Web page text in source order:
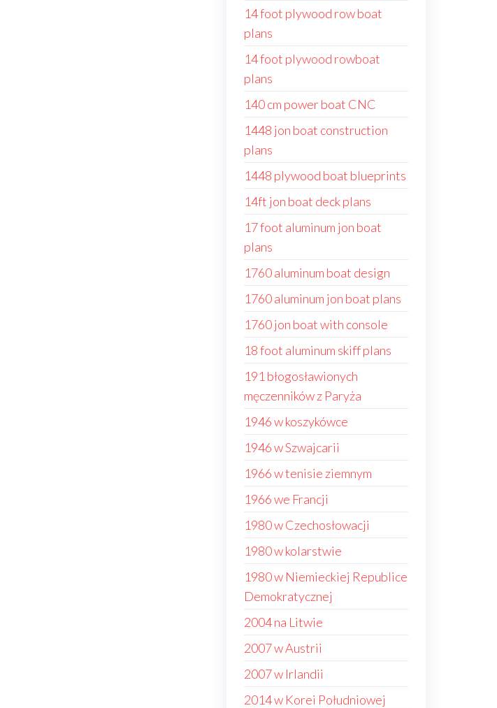
14 foot plywood row boat
plans
14 foot plywood rowboat
plans
140 cm power boat CNC
1448 jon boat construction
plans
1448 plywood boat blueprints
14ft jon boat deck plans
17 foot aluminum jon boat
plans
1760 aluminum boat design
1760 aluminum jon boat plans
1760 jon boat with console
18 foot aluminum skiff plans
191 błogosławionych
męczenników z Paryża
1946 w koszykówce
1946 w Szwajcarii
1966 w tenisie ziemnym
1966 we Francji
1980 w Czechosłowacji
1980 w kolarstwie
1980 w Niemieckiej Republice
Demokratycznej
2004 na Litwie
2007 w Austrii
2007 w Irlandii
2014 w Korei Południowej